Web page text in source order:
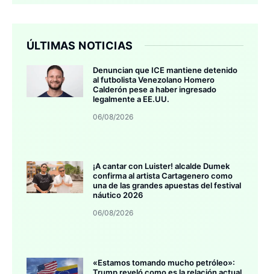
ÚLTIMAS NOTICIAS
Denuncian que ICE mantiene detenido
al futbolista Venezolano Homero
Calderón pese a haber ingresado
legalmente a EE.UU.
06/08/2026
¡A cantar con Luister! alcalde Dumek
confirma al artista Cartagenero como
una de las grandes apuestas del festival
náutico 2026
06/08/2026
«Estamos tomando mucho petróleo»: